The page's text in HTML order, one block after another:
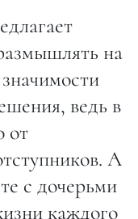
на
ведь в
от
А
с дочерьми
каждого